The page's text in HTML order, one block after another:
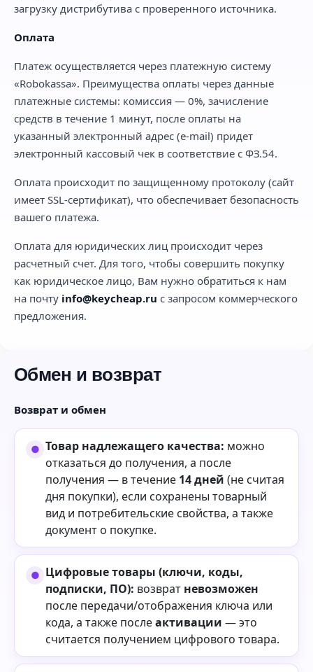
загрузку дистрибутива с проверенного источника.
Оплата
Платеж осуществляется через платежную систему
«Robokassa». Преимущества оплаты через данные
платежные системы: комиссия — 0%, зачисление
средств в течение 1 минут, после оплаты на
указанный электронный адрес (e-mail) придет
электронный кассовый чек в соответствие с ФЗ.54.
Оплата происходит по защищенному протоколу (сайт
имеет SSL-сертификат), что обеспечивает безопасность
вашего платежа.
Оплата для юридических лиц происходит через
расчетный счет. Для того, чтобы совершить покупку
как юридическое лицо, Вам нужно обратиться к нам
на почту info@keycheap.ru с запросом коммерческого
предложения.
Обмен и возврат
Возврат и обмен
Товар надлежащего качества: можно
отказаться до получения, а после
получения — в течение 14 дней (не считая
дня покупки), если сохранены товарный
вид и потребительские свойства, а также
документ о покупке.
Цифровые товары (ключи, коды,
подписки, ПО): возврат невозможен
после передачи/отображения ключа или
кода, а также послеактивации — это
считается получением цифрового товара.